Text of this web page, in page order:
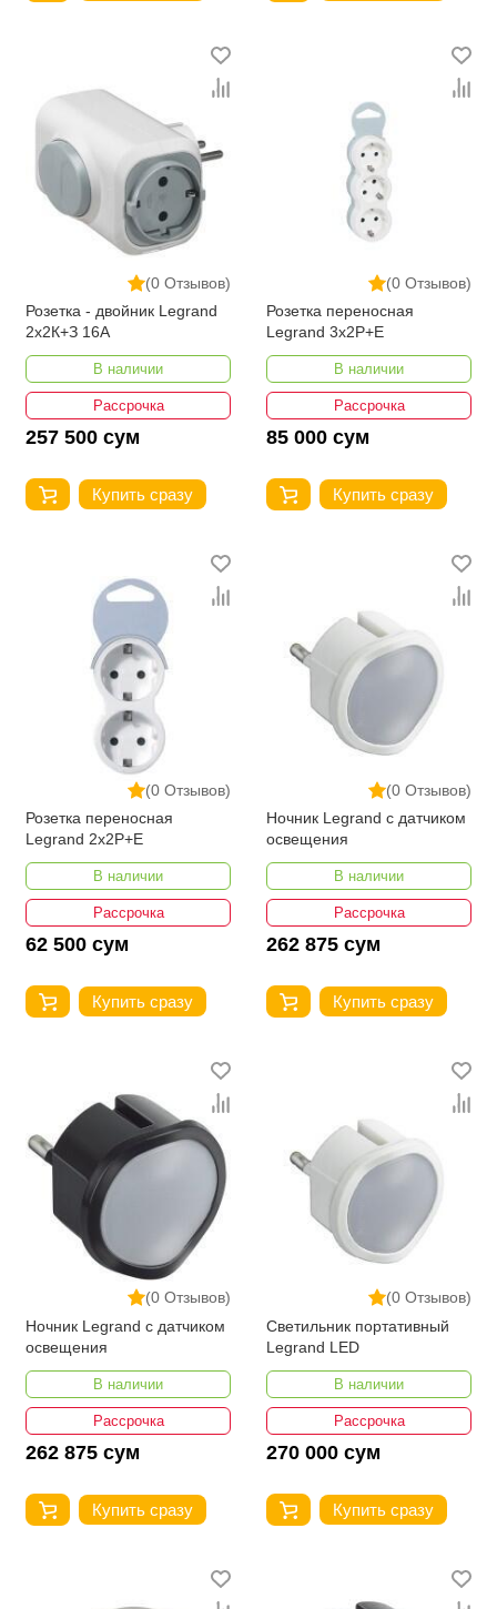
(0 Отзывов)
Розетка - двойник Legrand
2х2К+З 16А
В наличии
Рассрочка
257 500 сум
Купить сразу
(0 Отзывов)
Розетка переносная
Legrand 3x2P+E
В наличии
Рассрочка
85 000 сум
Купить сразу
(0 Отзывов)
Розетка переносная
Legrand 2x2P+E
В наличии
Рассрочка
62 500 сум
Купить сразу
(0 Отзывов)
Ночник Legrand с датчиком
освещения
В наличии
Рассрочка
262 875 сум
Купить сразу
(0 Отзывов)
Ночник Legrand с датчиком
освещения
В наличии
Рассрочка
262 875 сум
Купить сразу
(0 Отзывов)
Светильник портативный
Legrand LED
В наличии
Рассрочка
270 000 сум
Купить сразу